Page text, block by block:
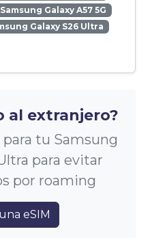
Samsung Galaxy A57 5G
Galaxy S26 Ultra
al extranjero?
tu Samsung
para evitar
por roaming
eSIM